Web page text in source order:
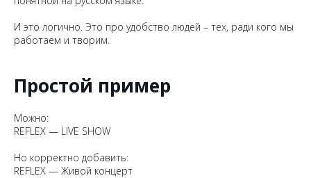
И это логично. Это про удобство людей – тех, ради кого мы
работаем и творим.
Простой пример
Можно:
REFLEX — LIVE SHOW
Но корректно добавить:
REFLEX — Живой концерт